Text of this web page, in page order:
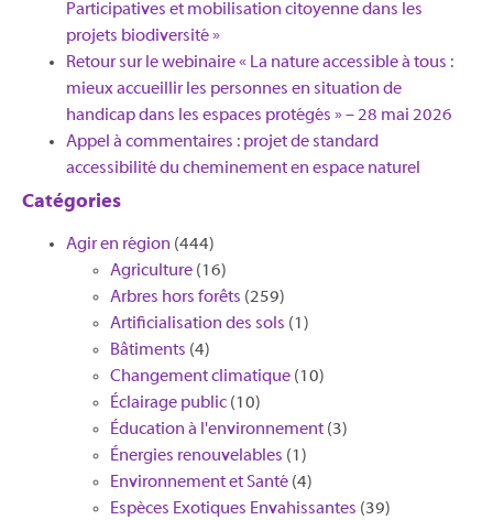
Participatives et mobilisation citoyenne dans les
projets biodiversité »
Retour sur le webinaire « La nature accessible à tous :
mieux accueillir les personnes en situation de
handicap dans les espaces protégés » – 28 mai 2026
Appel à commentaires : projet de standard
accessibilité du cheminement en espace naturel
Catégories
Agir en région (444)
Agriculture (16)
Arbres hors forêts (259)
Artificialisation des sols (1)
Bâtiments (4)
Changement climatique (10)
Éclairage public (10)
Éducation à l'environnement (3)
Énergies renouvelables (1)
Environnement et Santé (4)
Espèces Exotiques Envahissantes (39)